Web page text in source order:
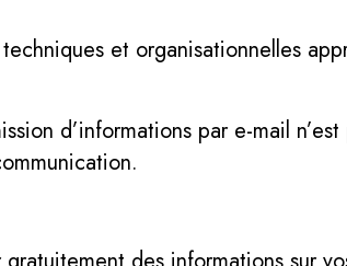
et organisationnelles
d’informations par e-mail